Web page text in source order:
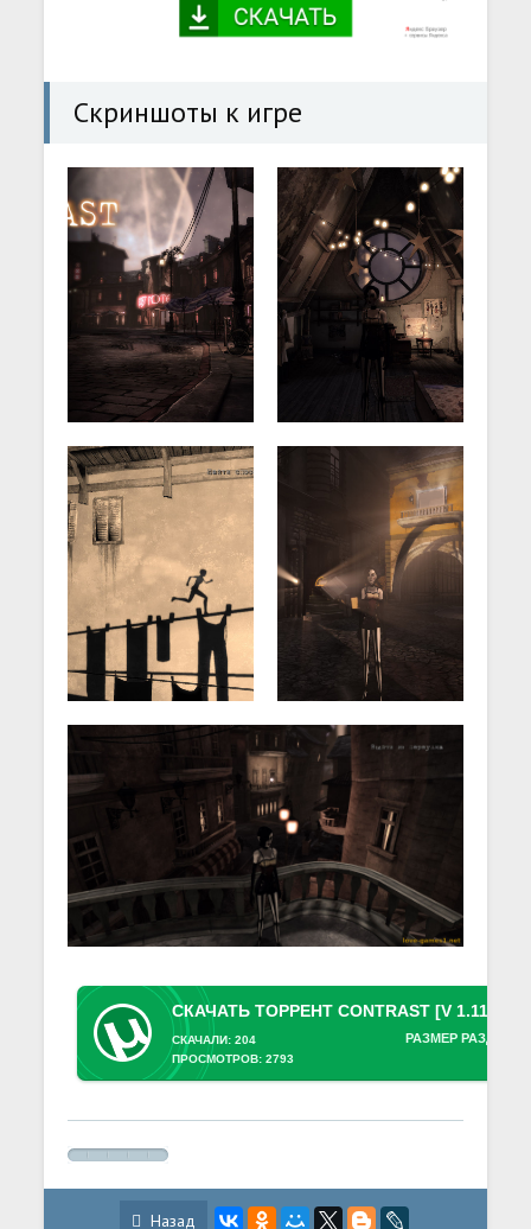
Скриншоты к игре
РАЗМЕР РАЗДАЧИ:
СКАЧАЛИ: 204
ПРОСМОТРОВ: 2793
Назад